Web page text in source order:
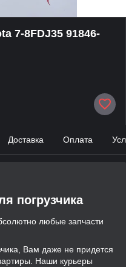
7-8FDJ35 91846-
Доставка Оплата
погрузчика
любые запчасти
Вам даже не придется
Наши курьеры